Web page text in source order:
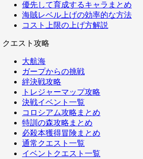
優先して育成するキャラまとめ
海賊レベル上げの効率的な方法
コスト上限の上げ方解説
クエスト攻略
大航海
ガープからの挑戦
絆決戦攻略
トレジャーマップ攻略
決戦イベント一覧
コロシアム攻略まとめ
特訓の森攻略まとめ
必殺本獲得冒険まとめ
通常クエスト一覧
イベントクエスト一覧